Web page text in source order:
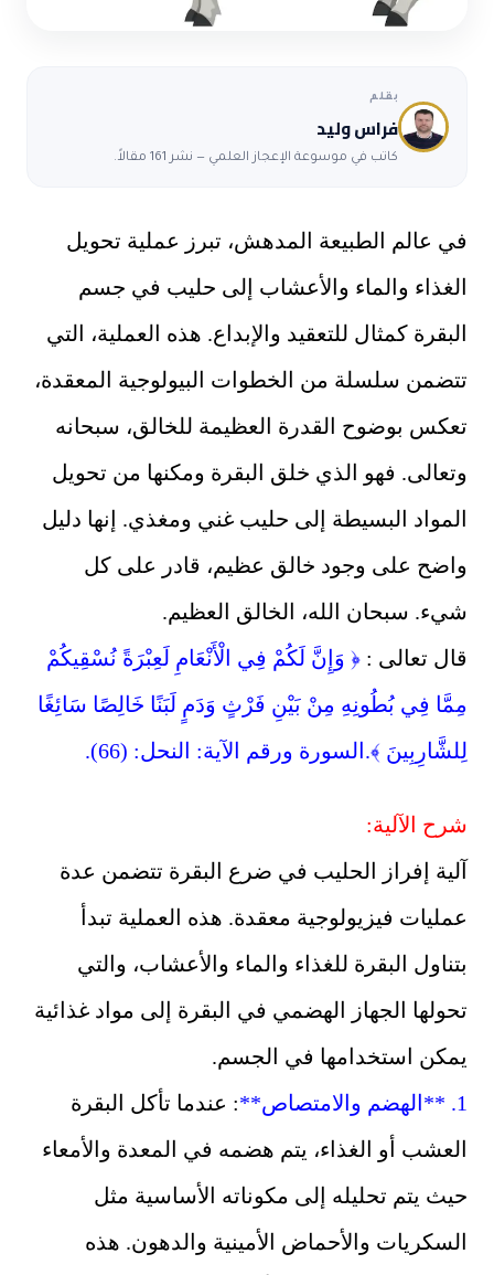
بقلم
فراس وليد
كاتب في موسوعة الإعجاز العلمي — نشر 161 مقالاً.
في عالم الطبيعة المدهش، تبرز عملية تحويل
الغذاء والماء والأعشاب إلى حليب في جسم
البقرة كمثال للتعقيد والإبداع. هذه العملية، التي
تتضمن سلسلة من الخطوات البيولوجية المعقدة،
تعكس بوضوح القدرة العظيمة للخالق، سبحانه
وتعالى. فهو الذي خلق البقرة ومكنها من تحويل
المواد البسيطة إلى حليب غني ومغذي. إنها دليل
واضح على وجود خالق عظيم، قادر على كل
شيء. سبحان الله، الخالق العظيم.
قال تعالى : ﴿ وَإِنَّ لَكُمْ فِي الْأَنْعَامِ لَعِبْرَةً نُسْقِيكُمْ
مِمَّا فِي بُطُونِهِ مِنْ بَيْنِ فَرْثٍ وَدَمٍ لَبَنًا خَالِصًا سَائِغًا
لِلشَّارِبِينَ ﴾.السورة ورقم الآية: النحل: (66).
شرح الآلية:
آلية إفراز الحليب في ضرع البقرة تتضمن عدة
عمليات فيزيولوجية معقدة. هذه العملية تبدأ
بتناول البقرة للغذاء والماء والأعشاب، والتي
تحولها الجهاز الهضمي في البقرة إلى مواد غذائية
يمكن استخدامها في الجسم.
1. **الهضم والامتصاص**
: عندما تأكل البقرة
العشب أو الغذاء، يتم هضمه في المعدة والأمعاء
حيث يتم تحليله إلى مكوناته الأساسية مثل
السكريات والأحماض الأمينية والدهون. هذه